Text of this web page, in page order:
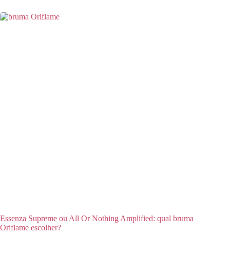
Essenza Supreme ou All Or Nothing Amplified: qual bruma
Oriflame escolher?